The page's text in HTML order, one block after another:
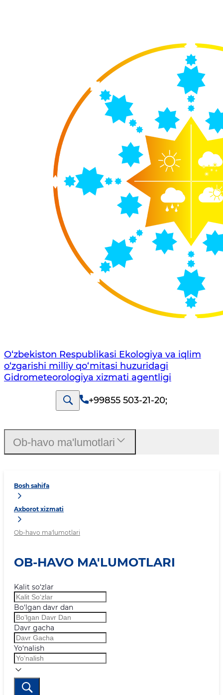
O‘zbekiston Respublikasi Ekologiya va iqlim
o‘zgarishi milliy qo‘mitasi huzuridagi
Gidrometeorologiya xizmati agentligi
+99855 503-21-20;
Bosh sahifa
Axborot xizmati
Ob-havo ma'lumotlari
OB-HAVO MA'LUMOTLARI
Kalit so‘zlar
Bo‘lgan davr dan
Davr gacha
Yo‘nalish
Ob-havo ma'lumotlari